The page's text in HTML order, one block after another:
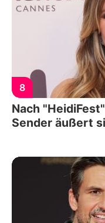
8
Nach
Sender äußert